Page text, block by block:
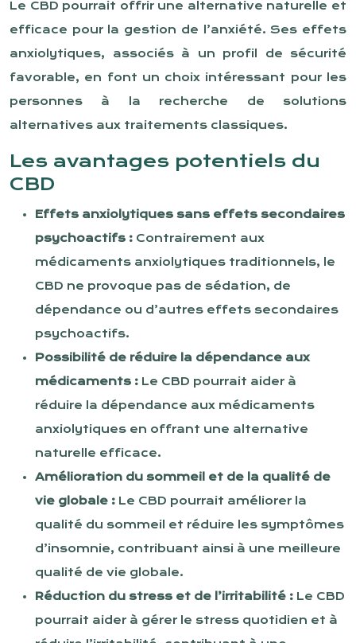
Le CBD pourrait offrir une alternative naturelle et
efficace pour la gestion de l’anxiété. Ses effets
anxiolytiques, associés à un profil de sécurité
favorable, en font un choix intéressant pour les
personnes à la recherche de solutions
alternatives aux traitements classiques.
Les avantages potentiels du
CBD
Effets anxiolytiques sans effets secondaires
psychoactifs : Contrairement aux
médicaments anxiolytiques traditionnels, le
CBD ne provoque pas de sédation, de
dépendance ou d’autres effets secondaires
psychoactifs.
Possibilité de réduire la dépendance aux
médicaments : Le CBD pourrait aider à
réduire la dépendance aux médicaments
anxiolytiques en offrant une alternative
naturelle efficace.
Amélioration du sommeil et de la qualité de
vie globale : Le CBD pourrait améliorer la
qualité du sommeil et réduire les symptômes
d’insomnie, contribuant ainsi à une meilleure
qualité de vie globale.
Réduction du stress et de l’irritabilité : Le CBD
pourrait aider à gérer le stress quotidien et à